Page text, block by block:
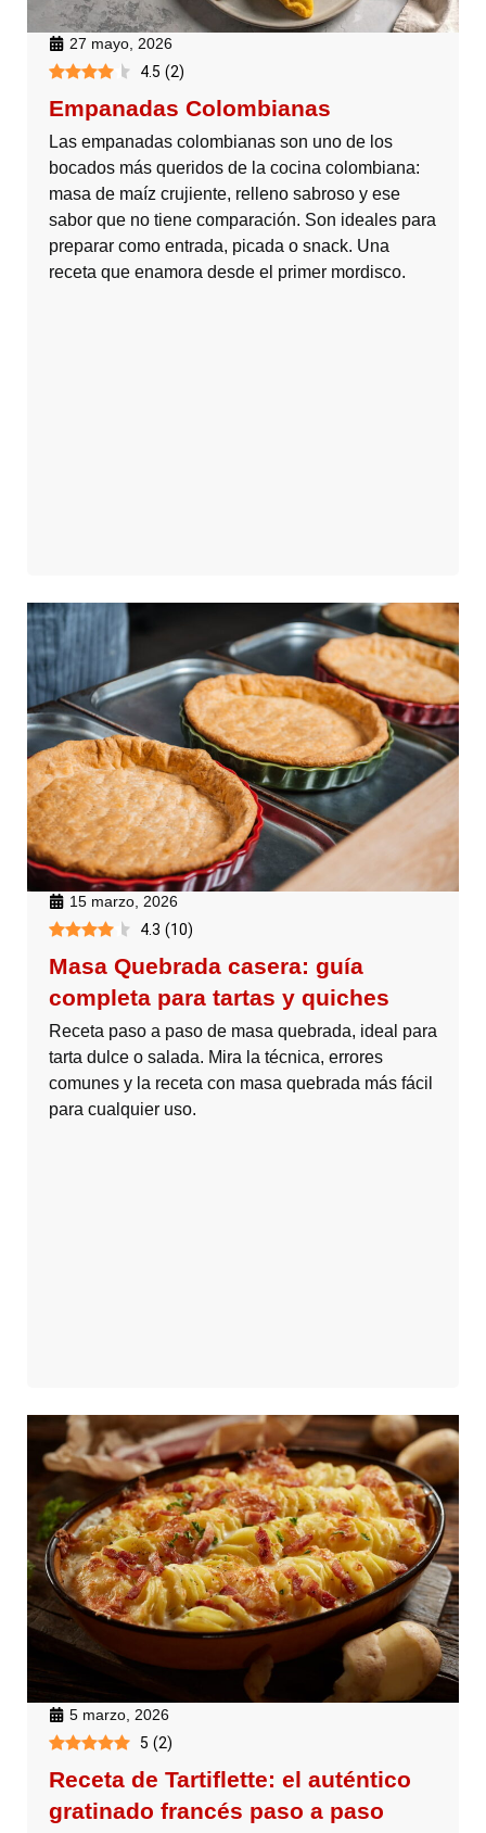
27 mayo, 2026
4.5 (2)
Empanadas Colombianas
Las empanadas colombianas son uno de los
bocados más queridos de la cocina colombiana:
masa de maíz crujiente, relleno sabroso y ese
sabor que no tiene comparación. Son ideales para
preparar como entrada, picada o snack. Una
receta que enamora desde el primer mordisco.
15 marzo, 2026
4.3 (10)
Masa Quebrada casera: guía
completa para tartas y quiches
Receta paso a paso de masa quebrada, ideal para
tarta dulce o salada. Mira la técnica, errores
comunes y la receta con masa quebrada más fácil
para cualquier uso.
5 marzo, 2026
5 (2)
Receta de Tartiflette: el auténtico
gratinado francés paso a paso